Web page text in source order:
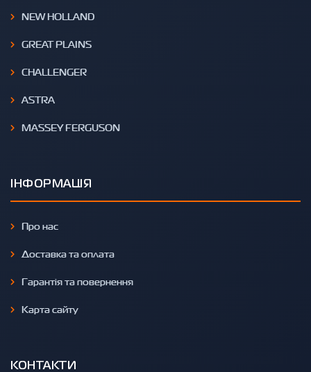
NEW HOLLAND
GREAT PLAINS
CHALLENGER
ASTRA
MASSEY FERGUSON
ІНФОРМАЦІЯ
Про нас
Доставка та оплата
Гарантія та повернення
Карта сайту
КОНТАКТИ